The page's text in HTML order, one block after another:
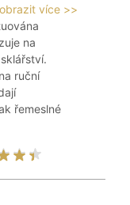
více >>
na
ruční
řemeslné